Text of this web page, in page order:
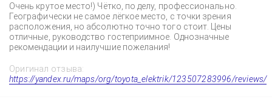
Очень крутое место!) Чётко, по делу, профессионально.
Географически не самое лёгкое место, с точки зрения
расположения, но абсолютно точно того стоит. Цены
отличные, руководство гостеприимное. Однозначные
рекомендации и наилучшие пожелания!
Оригинал отзыва:
https://yandex.ru/maps/org/toyota_elektrik/123507283996/reviews/